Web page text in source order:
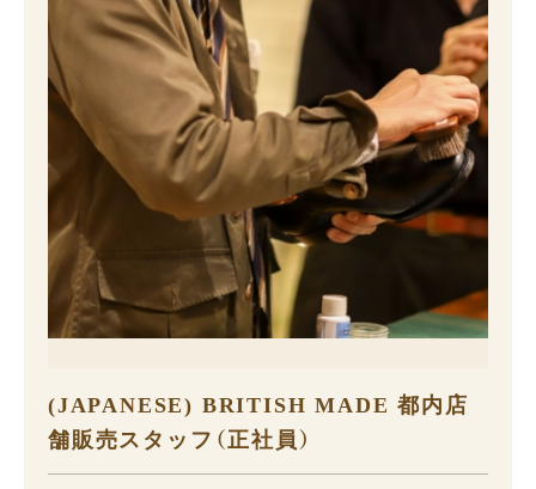
(JAPANESE) BRITISH MADE 都内店
舗販売スタッフ（正社員）